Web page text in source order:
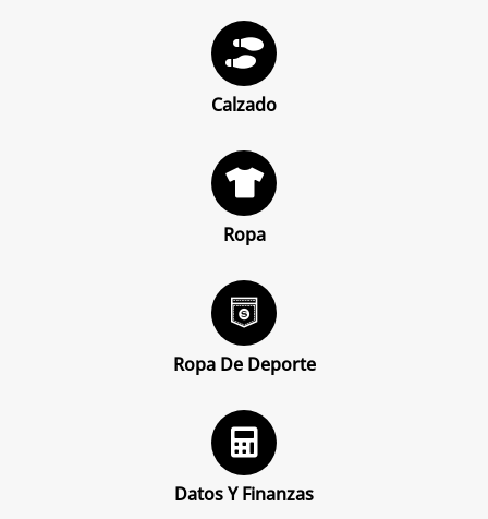
Calzado
Ropa
Ropa De Deporte
Datos Y Finanzas